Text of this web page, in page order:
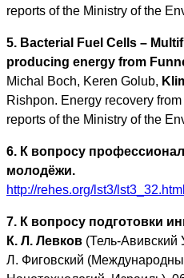
reports of the Ministry of the
5. Bacterial Fuel Cells –
producing energy from
Michal Boch, Keren Golub,
Rishpon. Energy recovery
reports of the Ministry of the
6. К вопросу
молодёжи.
http://rehes.org/lst3/lst3_32.html
7. К вопросу подготовки
К. Л. Левков (Тель-Авивский
Л. Фиговский